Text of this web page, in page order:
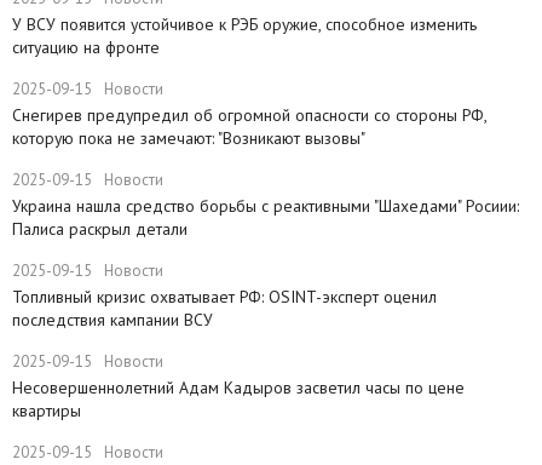
У ВСУ появится устойчивое к РЭБ оружие, способное изменить
ситуацию на фронте
2025-09-15 Новости
Снегирев предупредил об огромной опасности со стороны РФ,
которую пока не замечают: "Возникают вызовы"
2025-09-15 Новости
​Украина нашла средство борьбы с реактивными "Шахедами" Росиии:
Палиса раскрыл детали
2025-09-15 Новости
​Топливный кризис охватывает РФ: OSINT-эксперт оценил
последствия кампании ВСУ
2025-09-15 Новости
Несовершеннолетний Адам Кадыров засветил часы по цене
квартиры
2025-09-15 Новости